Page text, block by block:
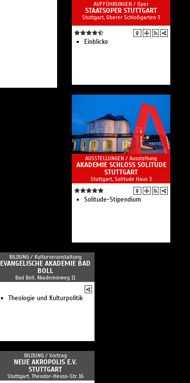
AUFFÜHRUNGEN / Oper
STAATSOPER STUTTGART
Stuttgart, Oberer Schloßgarten 3
Einblicke
AUSSTELLUNGEN / Ausstellung
AKADEMIE SCHLOSS SOLITUDE
STUTTGART
Stuttgart, Solitude Haus 3
Solitude-Stipendium
BILDUNG / Kulturveranstaltung
EVANGELISCHE AKADEMIE BAD
BOLL
Bad Boll, Akademieweg 11
Theologie und Kulturpolitik
BILDUNG / Vortrag
NEUE AKROPOLIS E.V.
STUTTGART
Stuttgart, Theodor-Heuss-Str. 16